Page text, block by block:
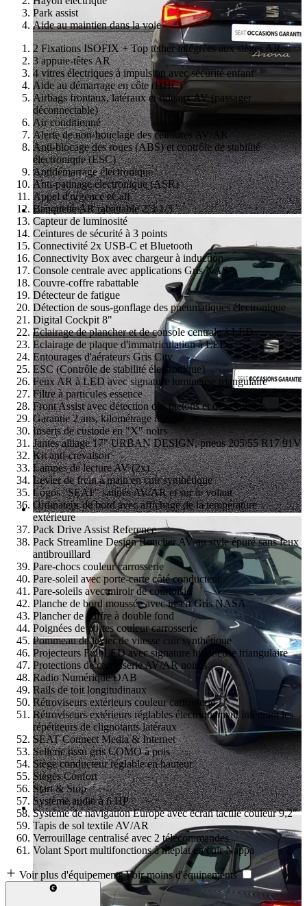
Park assist
Aide au maintien dans la voie
2 Fixations ISOFIX + Top tether intégrées aux sièges AR
3 appuie-têtes AR
4 vitres électriques à impulsion avec sécurité enfant
Aide au démarrage en côte (HHC)
Airbags frontaux, latéraux et rideaux AV (passager
déconnectable)
Air conditionné
Alerte de non-bouclage des ceintures AV/AR
Anti-blocage des roues (ABS) et contrôle de stabilité
électronique (ESC)
Antidémarrage électronique
Anti-patinage électronique (ASR)
Appel d'urgence eCall
Banquette AR rabattable 2/3-1/3
Capteur de luminosité
Ceintures de sécurité à 3 points
Connectivité 2x USB-C et Bluetooth
Connectivity Box avec chargeur à induction
Console centrale avec applications Gris NASA
Couvre-coffre rabattable
Détecteur de fatigue
Détection de sous-gonflage des pneumatiques électronique
Digital Cockpit 8"
Eclairage de plancher et de console centrale à LED
Eclairage de plaque d'immatriculation à LED
Entourages d'aérateurs Gris City
ESC (Contrôle de stabilité électronique)
Feux AR à LED avec signature lumineuse triangulaire
Filtre à particules essence
Front Assist avec détection des piétons et des cyclistes
Garantie 2 ans, kilométrage illimité
Inserts de custode en "X" noirs
Jantes alliage 17" URBAN DESIGN, pneus 205/55 R17 91V
Kit anti-crevaison
Lampes de lecture AV (2x)
Levier de frein à main en cuir synthétique
Logos "SEAT" satinés AV/AR et sur le volant
Ordinateur de bord avec affichage de la température
extérieure
Pack Drive Assist Reference
Pack Streamline Design Bouclier AV au style épuré sans feux
antibrouillard
Pare-chocs couleur carrosserie
Pare-soleil avec porte-carte côté conducteur
Pare-soleils avec miroir de courtoisie
Planche de bord moussée avec insert Gris NASA
Plancher de coffre à double fond
Poignées de portes couleur carrosserie
Pommeau de levier de vitesse cuir synthétique
Projecteurs Full LED avec signature lumineuse triangulaire
Protections de carrosserie AV/AR noires
Radio Numérique DAB
Rails de toit longitudinaux
Rétroviseurs extérieurs couleur carrosserie
Rétroviseurs extérieurs réglables électriquement intégrant les
répétiteurs de clignotants latéraux
SEAT Connect Media & Internet
Sellerie tissu gris COMO à pois
Siège conducteur réglable en hauteur
Sièges Confort
Start & Stop
Système audio à 6 HP
Système de navigation Europe avec écran tactile couleur 9,2"
Tapis de sol textile AV/AR
Verrouillage centralisé avec 2 télecommandes
Volant Sport multifonctions à méplat en cuir Nappa
Voir plus d'équipements Voir moins d'équipements